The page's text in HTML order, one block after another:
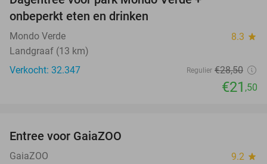
onbeperkt eten en drinken
Mondo Verde 8.3 star
Landgraaf (13 km)
Verkocht: 32.347
Regulier €28,50
€21 ,50
Entree voor GaiaZOO
GaiaZOO 9.2 star